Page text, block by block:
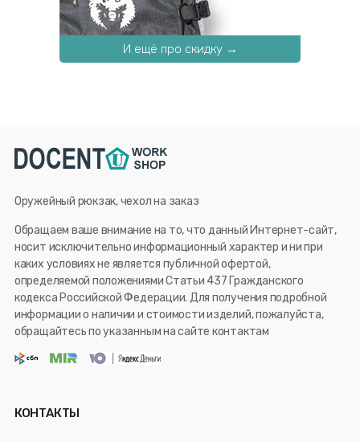
И ещё про скидку →
Оружейный рюкзак, чехол на заказ
Обращаем ваше внимание на то, что данный Интернет-сайт,
носит исключительно информационный характер и ни при
каких условиях не является публичной офертой,
определяемой положениями Статьи 437 Гражданского
кодекса Российской Федерации. Для получения подробной
информации о наличии и стоимости изделий, пожалуйста,
обращайтесь по указанным на сайте контактам
КОНТАКТЫ